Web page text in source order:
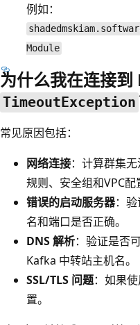
例如：
Module
为什么我在连接
TimeoutException
常见原因包括：
网络连接：计算群集
规则、安全组和VPC配
错误的启动服务器：验
名和端口是否正确。
DNS 解析：验证是否
Kafka 中转站主机名。
SSL/TLS 问题：如果
置。